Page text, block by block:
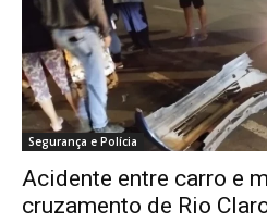
Segurança e Polícia
Acidente entre carro e
cruzamento de Rio